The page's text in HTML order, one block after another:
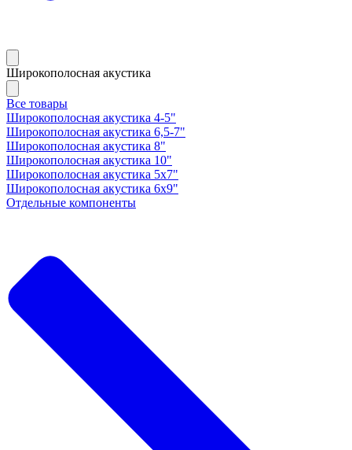
Широкополосная акустика
Все товары
Широкополосная акустика 4-5"
Широкополосная акустика 6,5-7"
Широкополосная акустика 8"
Широкополосная акустика 10"
Широкополосная акустика 5х7"
Широкополосная акустика 6х9"
Отдельные компоненты